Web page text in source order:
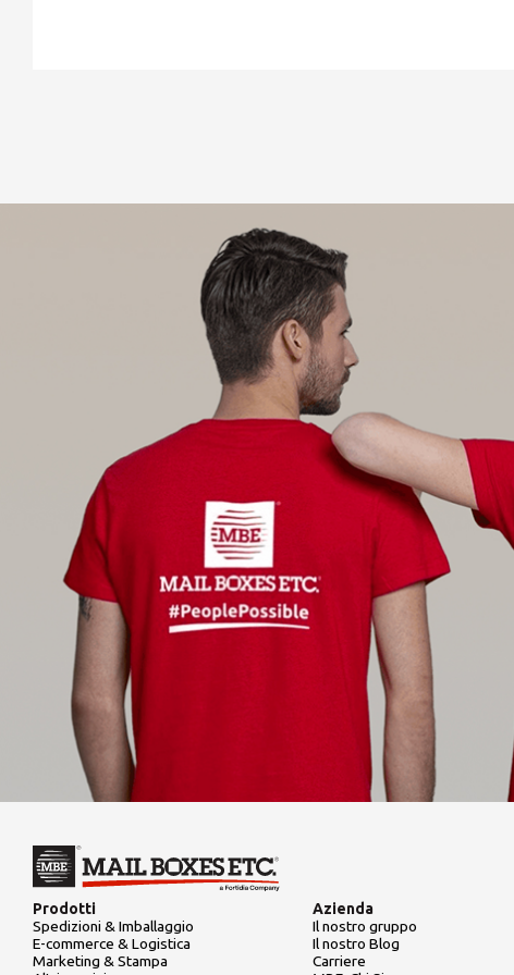
Prodotti
Spedizioni & Imballaggio
E-commerce & Logistica
Marketing & Stampa
Azienda
Il nostro gruppo
Il nostro Blog
Carriere